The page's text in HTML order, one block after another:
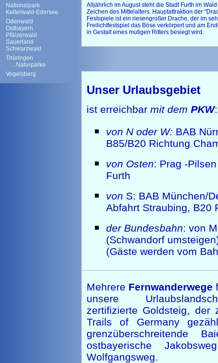
Nationalpark
Kellerwald-Edersee
Odenwald
Ostbayern
Pfälzerwald
Sauerland
Schwarzwald
Thüringen
...Naturparke
Vogelsberg
Alljährlich im August steht die Stadt Furth im
Zeichen des Mittelalters. Hauptattraktion der
Festspiele ist ein riesengroßer Drache, der im
Freilichtfestspiel das Böse verkörpert und am
in Gestalt eines mutigen Ritters besiegt wird.
Unser Urlaubsgebiet
ist erreichbar mit dem PKW:
von N oder W: BAB
B85/B20 Richtung
von Osten: Prag -
Furth
von S: BAB München/
Abfahrt Straubing, B20
der Bundesbahn: von
(Schwandorf
(Gäste werden vom
Mehrere Fernwanderwege
unsere
zertifizierte Goldsteig, der
Trails of Germany
grenzüberschreitende
ostbayerische
Wolfgangsweg.